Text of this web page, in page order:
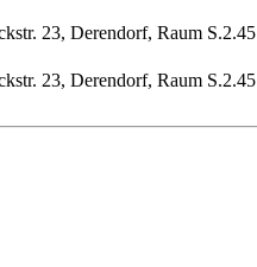
23, Derendorf, Raum S.2.45
23, Derendorf, Raum S.2.45